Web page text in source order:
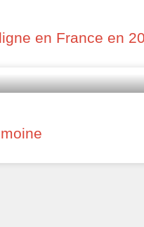
en France en